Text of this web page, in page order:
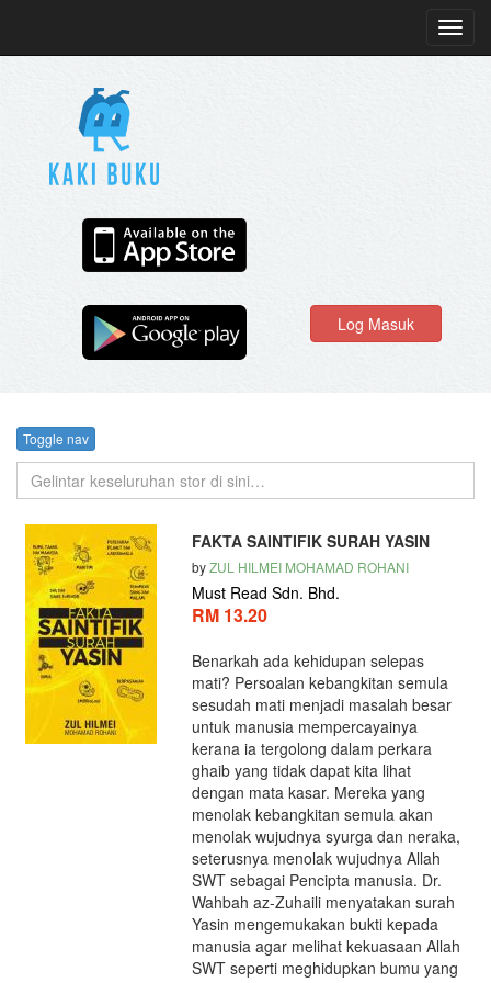
Log Masuk
Toggle nav
FAKTA SAINTIFIK SURAH YASIN
byZUL HILMEI MOHAMAD ROHANI
Must Read Sdn. Bhd.
RM 13.20
Benarkah ada kehidupan selepas
mati? Persoalan kebangkitan semula
sesudah mati menjadi masalah besar
untuk manusia mempercayainya
kerana ia tergolong dalam perkara
ghaib yang tidak dapat kita lihat
dengan mata kasar. Mereka yang
menolak kebangkitan semula akan
menolak wujudnya syurga dan neraka,
seterusnya menolak wujudnya Allah
SWT sebagai Pencipta manusia. Dr.
Wahbah az-Zuhaili menyatakan surah
Yasin mengemukakan bukti kepada
manusia agar melihat kekuasaan Allah
SWT seperti meghidupkan bumu yang